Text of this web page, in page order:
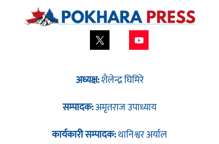
अध्यक्ष:शैलेन्द्र घिमिरे
सम्पादक:अमृतराज उपाध्याय
कार्यकारी सम्पादक:थानिश्वर अर्याल